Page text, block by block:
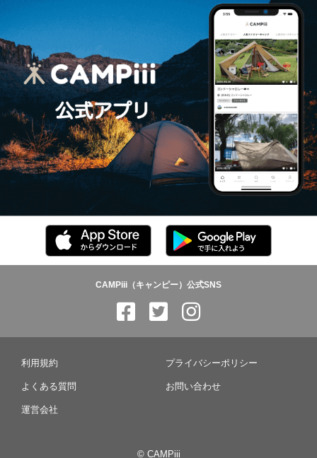
CAMPiii（キャンピー）公式SNS
利用規約 プライバシーポリシー
よくある質問 お問い合わせ
運営会社
© CAMPiii